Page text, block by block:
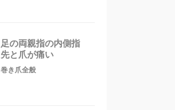
足の両親指の内側指
先と爪が痛い
巻き爪全般